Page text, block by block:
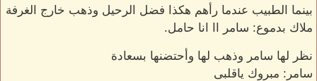
بينما الطبيب عندما رأهم هكذا فضل الرحيل وذهب خارج الغرفة
ملاك بدموع: سامر اا انا حامل.
نظر لها سامر وذهب لها وأحتضنها بسعادة
سامر: مبروك ياقلبى